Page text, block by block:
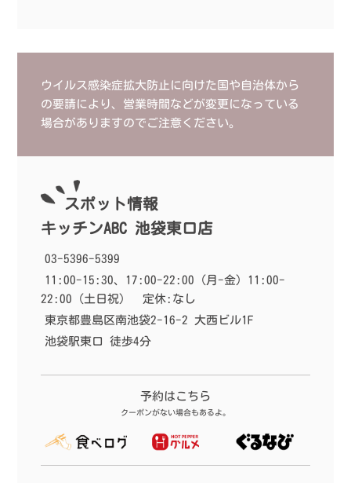
Warning: Attempt to read prope
rty "ID" on array in/home/maj
【池袋駅】タピオカ粉の創作パン
はもちもち食感。意外とめっちゃ
お腹いっぱいに！「ぽんでCOFFE
Warning: Attempt to read prope
rty "ID" on array in
うどんの人気店「うちたて家」
ウイルス感染症拡大防止に向けた国や自治体から
の要請により、営業時間などが変更になっている
場合がありますのでご注意ください。
スポット情報
キッチンABC 池袋東口店
03-5396-5399
11:00-15:30、17:00-22:00（月-金）11:00-
22:00（土日祝）
定休:なし
東京都豊島区南池袋2-16-2 大西ビル1F
池袋駅東口 徒歩4分
予約はこちら
クーポンがない場合もあるよ。